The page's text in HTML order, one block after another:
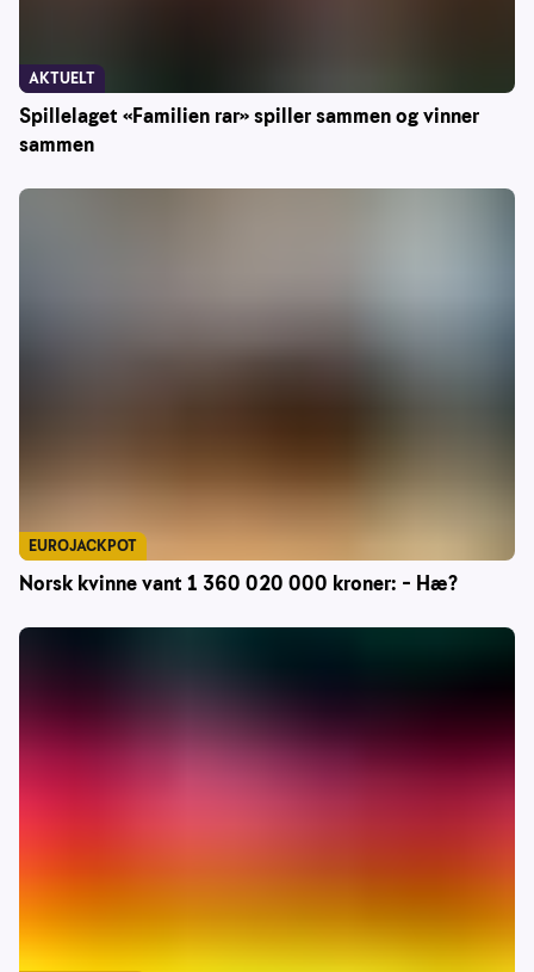
Spillelaget «Familien rar» spiller sammen og vinner
sammen
AKTUELT
Norsk kvinne vant 1 360 020 000 kroner: – Hæ?
EUROJACKPOT